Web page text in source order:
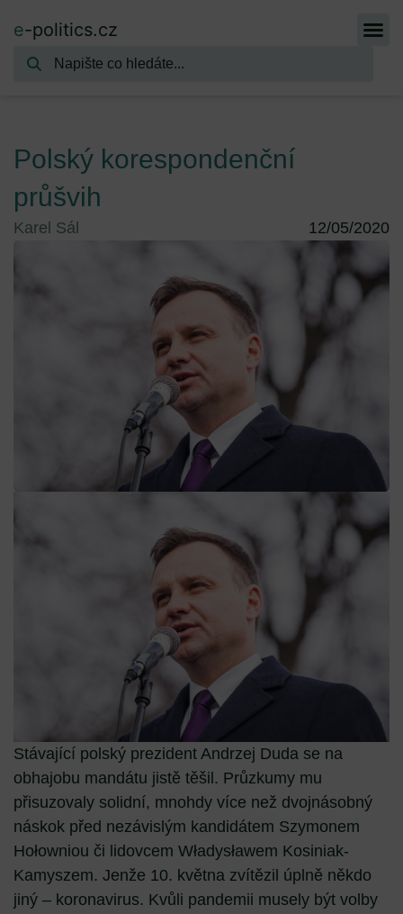
e-politics.cz
Polský korespondenční
průšvih
Karel Sál 12/05/2020
Stávající polský prezident Andrzej Duda se na
obhajobu mandátu jistě těšil. Průzkumy mu
přisuzovaly solidní, mnohdy více než dvojnásobný
náskok před nezávislým kandidátem Szymonem
Hołowniou či lidovcem Władysławem Kosiniak-
Kamyszem. Jenže 10. května zvítězil úplně někdo
jiný – koronavirus. Kvůli pandemii musely být volby